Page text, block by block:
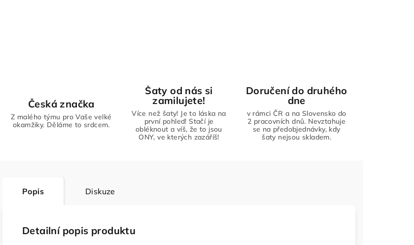
Česká značka
Z malého týmu pro Vaše velké
okamžiky. Děláme to srdcem.
Šaty od nás si
zamilujete!
Více než šaty! Je to láska na
první pohled! Stačí je
obléknout a víš, že to jsou
ONY, ve kterých zazáříš!
Doručení do druhého
dne
v rámci ČR a na Slovensko do
2 pracovních dnů. Nevztahuje
se na předobjednávky, kdy
šaty nejsou skladem.
Popis Diskuze
Detailní popis produktu